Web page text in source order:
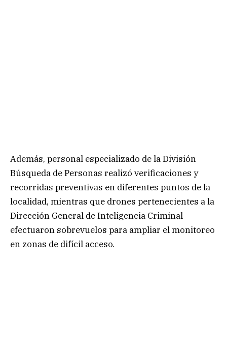
Además, personal especializado de la División
Búsqueda de Personas realizó verificaciones y
recorridas preventivas en diferentes puntos de la
localidad, mientras que drones pertenecientes a la
Dirección General de Inteligencia Criminal
efectuaron sobrevuelos para ampliar el monitoreo
en zonas de difícil acceso.